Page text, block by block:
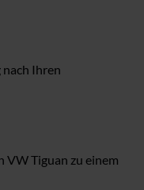
Ihren
VW Tiguan zu einem